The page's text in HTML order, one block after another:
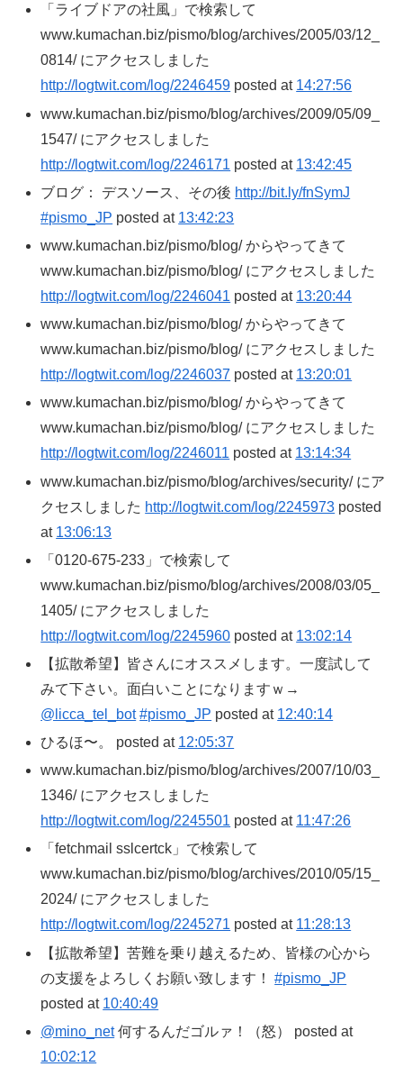
「ライブドアの社風」で検索して
www.kumachan.biz/pismo/blog/archives/2005/03/12_
0814/ にアクセスしました
http://logtwit.com/log/2246459 posted at 14:27:56
www.kumachan.biz/pismo/blog/archives/2009/05/09_
1547/ にアクセスしました
http://logtwit.com/log/2246171 posted at 13:42:45
ブログ： デスソース、その後 http://bit.ly/fnSymJ
#pismo_JP posted at 13:42:23
www.kumachan.biz/pismo/blog/ からやってきて
www.kumachan.biz/pismo/blog/ にアクセスしました
http://logtwit.com/log/2246041 posted at 13:20:44
www.kumachan.biz/pismo/blog/ からやってきて
www.kumachan.biz/pismo/blog/ にアクセスしました
http://logtwit.com/log/2246037 posted at 13:20:01
www.kumachan.biz/pismo/blog/ からやってきて
www.kumachan.biz/pismo/blog/ にアクセスしました
http://logtwit.com/log/2246011 posted at 13:14:34
www.kumachan.biz/pismo/blog/archives/security/ にア
クセスしました http://logtwit.com/log/2245973 posted
at 13:06:13
「0120-675-233」で検索して
www.kumachan.biz/pismo/blog/archives/2008/03/05_
1405/ にアクセスしました
http://logtwit.com/log/2245960 posted at 13:02:14
【拡散希望】皆さんにオススメします。一度試して
みて下さい。面白いことになりますｗ→
@licca_tel_bot #pismo_JP posted at 12:40:14
ひるほ〜。 posted at 12:05:37
www.kumachan.biz/pismo/blog/archives/2007/10/03_
1346/ にアクセスしました
http://logtwit.com/log/2245501 posted at 11:47:26
「fetchmail sslcertck」で検索して
www.kumachan.biz/pismo/blog/archives/2010/05/15_
2024/ にアクセスしました
http://logtwit.com/log/2245271 posted at 11:28:13
【拡散希望】苦難を乗り越えるため、皆様の心から
の支援をよろしくお願い致します！#pismo_JP
posted at 10:40:49
@mino_net何するんだゴルァ！（怒） posted at
10:02:12